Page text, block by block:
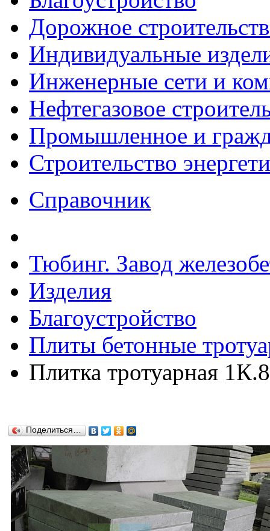
Дорожное
Индивидуальные
Инженерные сети и
Нефтегазовое
Промышленное и
Строительство
Справочник
Тюбинг. Завод
Изделия
Благоустройство
Плиты бетонные
Плитка тротуарная
Поделиться…